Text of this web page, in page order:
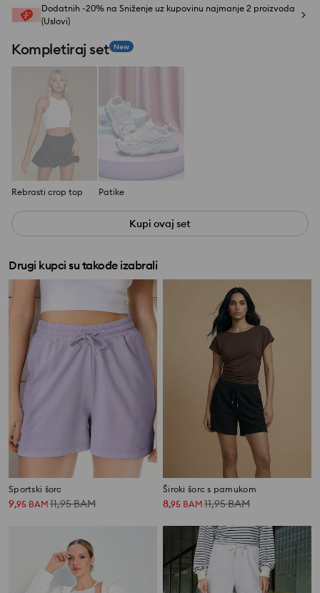
Dodatnih -20% na Sniženje uz kupovinu najmanje 2 proizvoda
(Uslovi)
Kompletiraj set New
Rebrasti crop top Patike
Kupi ovaj set
Drugi kupci su takođe izabrali
Sportski šorc
9,95 BAM 11,95BAM
Široki šorc s pamukom
8,95 BAM 11,95BAM